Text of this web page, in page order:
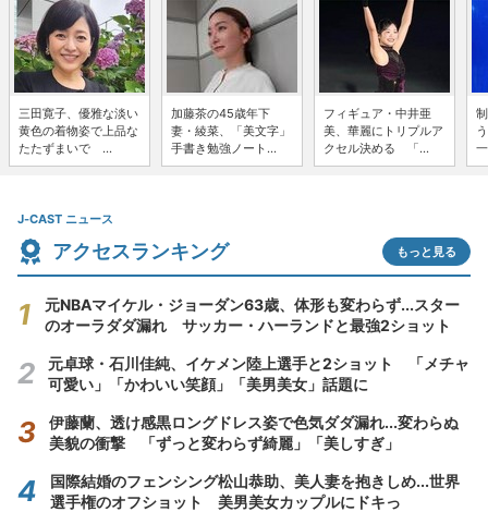
三田寛子、優雅な淡い
黄色の着物姿で上品な
たたずまいで ...
加藤茶の45歳年下
妻・綾菜、「美文字」
手書き勉強ノート...
フィギュア・中井亜
美、華麗にトリプルア
クセル決める 「...
J-CAST ニュース
アクセスランキング もっと見る
元NBAマイケル・ジョーダン63歳、体形も変わらず...スター
のオーラダダ漏れ サッカー・ハーランドと最強2ショット
元卓球・石川佳純、イケメン陸上選手と2ショット 「メチャ
可愛い」「かわいい笑顔」「美男美女」話題に
伊藤蘭、透け感黒ロングドレス姿で色気ダダ漏れ...変わらぬ
美貌の衝撃 「ずっと変わらず綺麗」「美しすぎ」
国際結婚のフェンシング松山恭助、美人妻を抱きしめ...世界
選手権のオフショット 美男美女カップルにドキっ